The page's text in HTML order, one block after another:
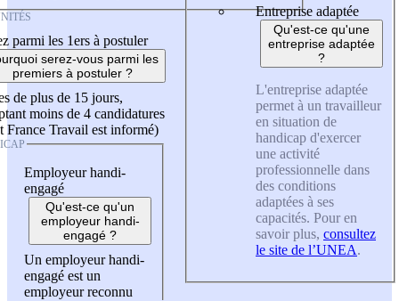
parmi les 1ers à postuler
serez-vous parmi les
premiers à postuler ?
de plus de 15 jours,
moins de 4 candidatures
France Travail est informé)
Employeur handi-
engagé
Qu'est-ce qu'un
employeur handi-
engagé ?
Un employeur handi-
engagé est un
employeur reconnu
Entreprise adaptée
Qu'est-ce qu'une
entreprise adaptée
?
L'entreprise adaptée
permet à un travailleur
en situation de
handicap d'exercer
une activité
professionnelle dans
des conditions
adaptées à ses
capacités. Pour en
savoir plus, consultez
le site de l’UNEA.